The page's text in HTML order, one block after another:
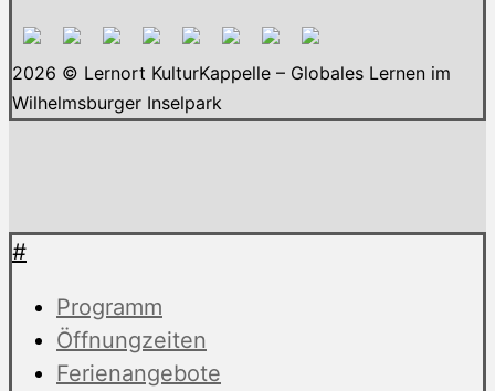
2026 © Lernort KulturKappelle – Globales Lernen im
Wilhelmsburger Inselpark
#
Programm
Öffnungzeiten
Ferienangebote